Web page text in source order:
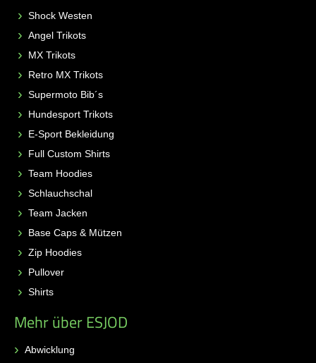
Shock Westen
Angel Trikots
MX Trikots
Retro MX Trikots
Supermoto Bib´s
Hundesport Trikots
E-Sport Bekleidung
Full Custom Shirts
Team Hoodies
Schlauchschal
Team Jacken
Base Caps & Mützen
Zip Hoodies
Pullover
Shirts
Mehr über ESJOD
Abwicklung